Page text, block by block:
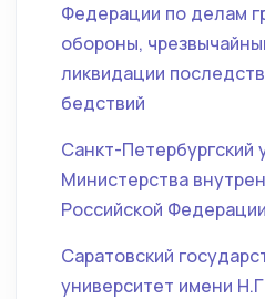
Федерации по делам
обороны,
ликвидации
бедствий
Санкт-Петербургский
Министерства
Российской Федерации
Саратовский
университет имени